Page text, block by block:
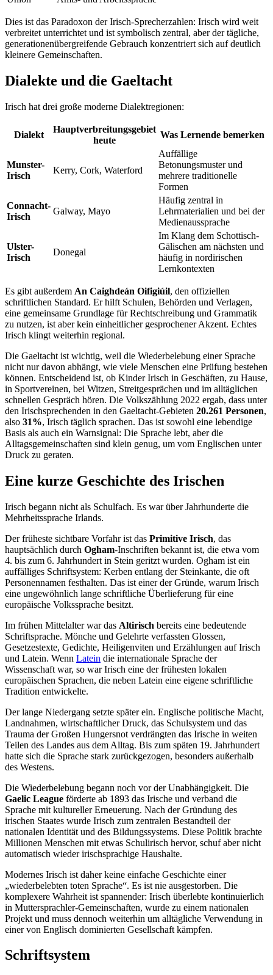
Dies ist das Paradoxon der Irisch-Sprecherzahlen: Irisch wird weit
verbreitet unterrichtet und ist symbolisch zentral, aber der tägliche,
generationenübergreifende Gebrauch konzentriert sich auf deutlich
kleinere Gemeinschaften.
Dialekte und die Gaeltacht
Irisch hat drei große moderne Dialektregionen:
Dialekt
Hauptverbreitungsgebiet
heute
Was Lernende bemerken
Munster-
Irisch
Kerry, Cork, Waterford
Auffällige
Betonungsmuster und
mehrere traditionelle
Formen
Connacht-
Irisch
Galway, Mayo
Häufig zentral in
Lehrmaterialien und bei der
Medienaussprache
Ulster-
Irisch
Donegal
Im Klang dem Schottisch-
Gälischen am nächsten und
häufig in nordirischen
Lernkontexten
Es gibt außerdem An Caighdeán Oifigiúil, den offiziellen
schriftlichen Standard. Er hilft Schulen, Behörden und Verlagen,
eine gemeinsame Grundlage für Rechtschreibung und Grammatik
zu nutzen, ist aber kein einheitlicher gesprochener Akzent. Echtes
Irisch klingt weiterhin regional.
Die Gaeltacht ist wichtig, weil die Wiederbelebung einer Sprache
nicht nur davon abhängt, wie viele Menschen eine Prüfung bestehen
können. Entscheidend ist, ob Kinder Irisch in Geschäften, zu Hause,
in Sportvereinen, bei Witzen, Streitgesprächen und im alltäglichen
schnellen Gespräch hören. Die Volkszählung 2022 ergab, dass unter
den Irischsprechenden in den Gaeltacht-Gebieten 20.261 Personen,
also 31%, Irisch täglich sprachen. Das ist sowohl eine lebendige
Basis als auch ein Warnsignal: Die Sprache lebt, aber die
Alltagsgemeinschaften sind klein genug, um vom Englischen unter
Druck zu geraten.
Eine kurze Geschichte des Irischen
Irisch begann nicht als Schulfach. Es war über Jahrhunderte die
Mehrheitssprache Irlands.
Der früheste sichtbare Vorfahr ist das Primitive Irisch, das
hauptsächlich durch Ogham-Inschriften bekannt ist, die etwa vom
4. bis zum 6. Jahrhundert in Stein geritzt wurden. Ogham ist ein
auffälliges Schriftsystem: Kerben entlang der Steinkante, die oft
Personennamen festhalten. Das ist einer der Gründe, warum Irisch
eine ungewöhnlich lange schriftliche Überlieferung für eine
europäische Volkssprache besitzt.
Im frühen Mittelalter war das Altirisch bereits eine bedeutende
Schriftsprache. Mönche und Gelehrte verfassten Glossen,
Gesetzestexte, Gedichte, Heiligenviten und Erzählungen auf Irisch
und Latein. Wenn Latein die internationale Sprache der
Wissenschaft war, so war Irisch eine der frühesten lokalen
europäischen Sprachen, die neben Latein eine eigene schriftliche
Tradition entwickelte.
Der lange Niedergang setzte später ein. Englische politische Macht,
Landnahmen, wirtschaftlicher Druck, das Schulsystem und das
Trauma der Großen Hungersnot verdrängten das Irische in weiten
Teilen des Landes aus dem Alltag. Bis zum späten 19. Jahrhundert
hatte sich die Sprache stark zurückgezogen, besonders außerhalb
des Westens.
Die Wiederbelebung begann noch vor der Unabhängigkeit. Die
Gaelic League förderte ab 1893 das Irische und verband die
Sprache mit kultureller Erneuerung. Nach der Gründung des
irischen Staates wurde Irisch zum zentralen Bestandteil der
nationalen Identität und des Bildungssystems. Diese Politik brachte
Millionen Menschen mit etwas Schulirisch hervor, schuf aber nicht
automatisch wieder irischsprachige Haushalte.
Modernes Irisch ist daher keine einfache Geschichte einer
„wiederbelebten toten Sprache“. Es ist nie ausgestorben. Die
komplexere Wahrheit ist spannender: Irisch überlebte kontinuierlich
in Muttersprachler-Gemeinschaften, wurde zu einem nationalen
Projekt und muss dennoch weiterhin um alltägliche Verwendung in
einer von Englisch dominierten Gesellschaft kämpfen.
Schriftsystem